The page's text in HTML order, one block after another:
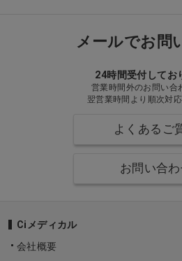
メールでお問
24時間受付してお
営業時間外のお問い合
翌営業時間より順次対
よくあるご
お問い合
Ciメディカル
会社概要